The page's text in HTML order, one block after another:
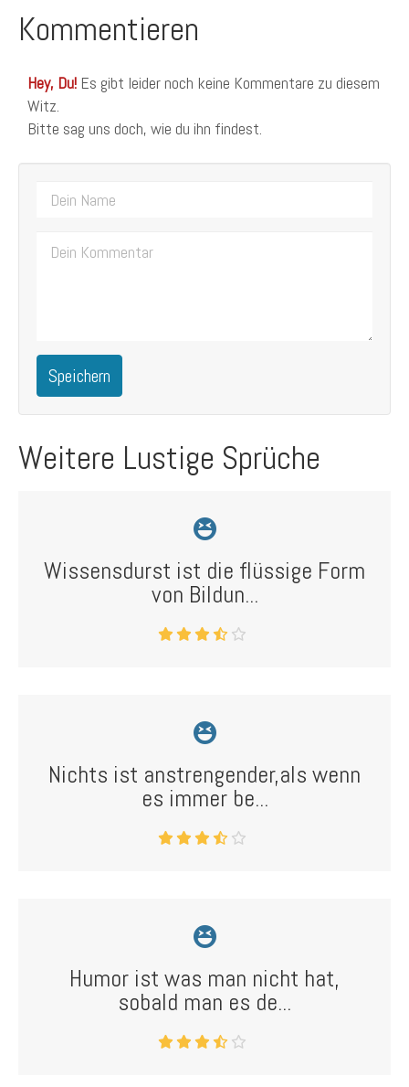
Kommentieren
Hey, Du! Es gibt leider noch keine Kommentare zu diesem
Witz.
Bitte sag uns doch, wie du ihn findest.
Speichern
Weitere Lustige Sprüche
Wissensdurst ist die flüssige Form
von Bildun...
Nichts ist anstrengender,als wenn
es immer be...
Humor ist was man nicht hat,
sobald man es de...